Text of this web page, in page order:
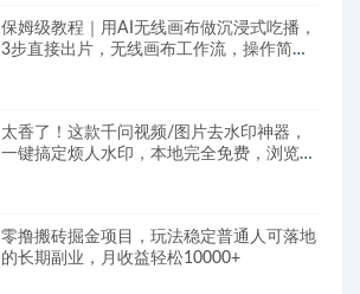
保姆级教程｜用AI无线画布做沉浸式吃播，
3步直接出片，无线画布工作流，操作简单
太香了！这款千问视频/图片去水印神器，
一键搞定烦人水印，本地完全免费，浏览器
零撸搬砖掘金项目，玩法稳定普通人可落地
的长期副业，月收益轻松10000+